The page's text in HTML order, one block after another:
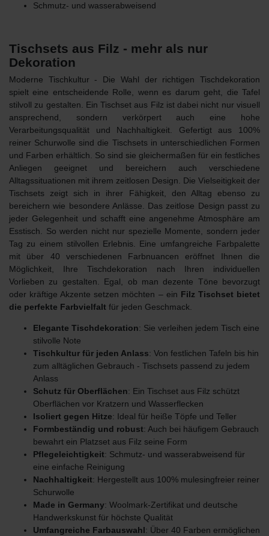
Schmutz- und wasserabweisend
Tischsets aus Filz - mehr als nur
Dekoration
Moderne Tischkultur - Die Wahl der richtigen Tischdekoration
spielt eine entscheidende Rolle, wenn es darum geht, die Tafel
stilvoll zu gestalten. EinTischset aus Filz ist dabei nicht nur visuell
ansprechend, sondern verkörpert auch eine hohe
Verarbeitungsqualität und Nachhaltigkeit. Gefertigt aus 100%
reiner Schurwolle sind die Tischsets in unterschiedlichen Formen
und Farben erhältlich. So sind sie gleichermaßen für ein festliches
Anliegen geeignet und bereichern auch verschiedene
Alltagssituationen mit ihrem zeitlosen Design. Die Vielseitigkeit der
Tischsets zeigt sich in ihrer Fähigkeit, den Alltag ebenso zu
bereichern wie besondere Anlässe. Das zeitlose Design passt zu
jeder Gelegenheit und schafft eine angenehme Atmosphäre am
Esstisch. So werden nicht nur spezielle Momente, sondern jeder
Tag zu einem stilvollen Erlebnis. Eine umfangreiche Farbpalette
mit über 40 verschiedenen Farbnuancen eröffnet Ihnen die
Möglichkeit, Ihre Tischdekoration nach Ihren individuellen
Vorlieben zu gestalten. Egal, ob man dezente Töne bevorzugt
oder kräftige Akzente setzen möchten – ein Filz Tischset bietet
die perfekte Farbvielfalt für jeden Geschmack.
Elegante Tischdekoration: Sie verleihen jedem Tisch eine
stilvolle Note
Tischkultur für jeden Anlass: Von festlichen Tafeln bis hin
zum alltäglichen Gebrauch - Tischsets passend zu jedem
Anlass
Schutz für Oberflächen: Ein Tischset aus Filz schützt
Oberflächen vor Kratzern und Wasserflecken
Isoliert gegen Hitze: Ideal für heiße Töpfe und Teller
Formbeständig und robust: Auch bei häufigem Gebrauch
bewahrt ein Platzset aus Filz seine Form
Pflegeleichtigkeit: Schmutz- und wasserabweisend für
eine einfache Reinigung
Nachhaltigkeit: Hergestellt aus 100% mulesingfreier reiner
Schurwolle
Made in Germany: Woolmark-Zertifikat und deutsche
Handwerkskunst für höchste Qualität
Umfangreiche Farbauswahl: Über 40 Farben ermöglichen